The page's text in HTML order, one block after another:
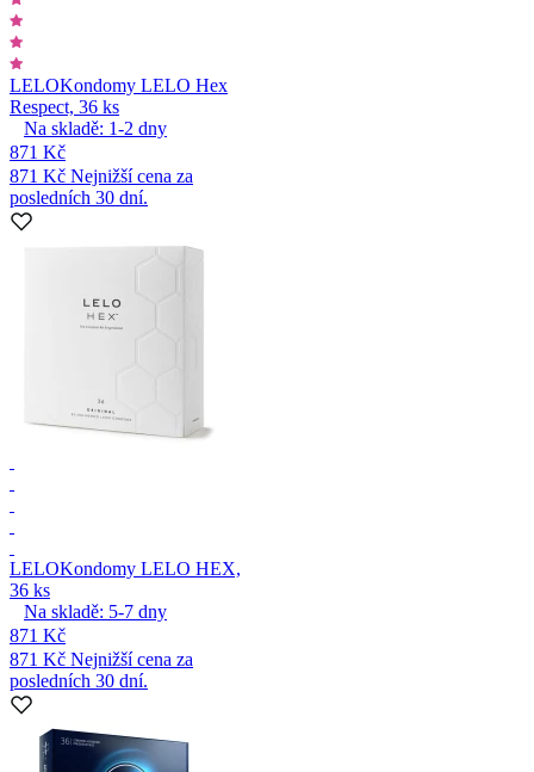
LELOKondomy LELO Hex
Respect, 36 ks
Na skladě: 1-2 dny
871 Kč
871 Kč Nejnižší cena za
posledních 30 dní.
LELOKondomy LELO HEX,
36 ks
Na skladě: 5-7 dny
871 Kč
871 Kč Nejnižší cena za
posledních 30 dní.